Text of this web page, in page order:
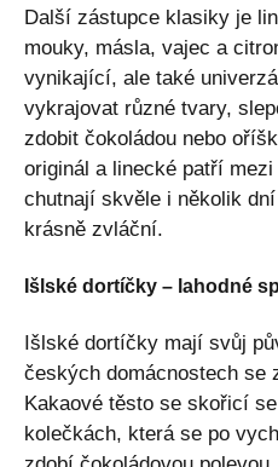
Další zástupce klasiky je
mouky, másla, vajec a
vynikající, ale také
vykrajovat různé tvary,
zdobit čokoládou nebo
originál a linecké patří
chutnají skvěle i několik
krásně zvláční.
Išlské dortíčky – lahodné
Išlské dortíčky mají svůj
českých domácnostech se
Kakaové těsto se skořicí
kolečkách, která se po